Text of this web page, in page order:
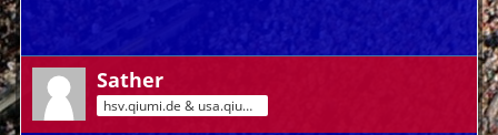
Sather
hsv.qiumi.de & usa.qiumi.de